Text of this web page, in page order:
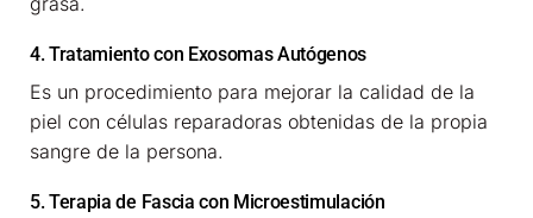
4. Tratamiento con Exosomas Autógenos
Es un procedimiento para mejorar la calidad de la
piel con células reparadoras obtenidas de la propia
sangre de la persona.
5. Terapia de Fascia con Microestimulación